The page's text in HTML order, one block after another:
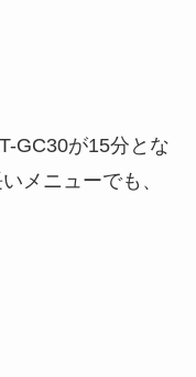
GC30が15分とな
メニューでも、